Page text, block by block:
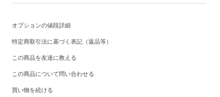
オプションの値段詳細
特定商取引法に基づく表記（返品等）
この商品を友達に教える
この商品について問い合わせる
買い物を続ける